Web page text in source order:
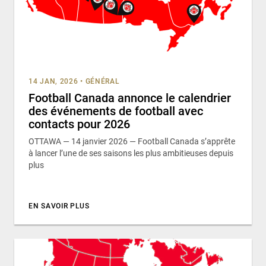
14 JAN, 2026 • GÉNÉRAL
Football Canada annonce le calendrier
des événements de football avec
contacts pour 2026
OTTAWA — 14 janvier 2026 — Football Canada s’apprête
à lancer l’une de ses saisons les plus ambitieuses depuis
plus
EN SAVOIR PLUS